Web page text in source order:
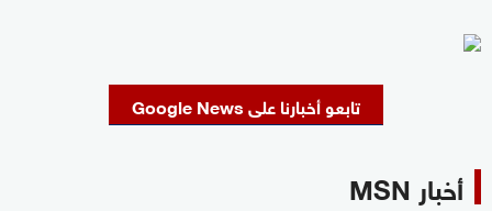
تابعو أخبارنا على Google News
أخبار MSN